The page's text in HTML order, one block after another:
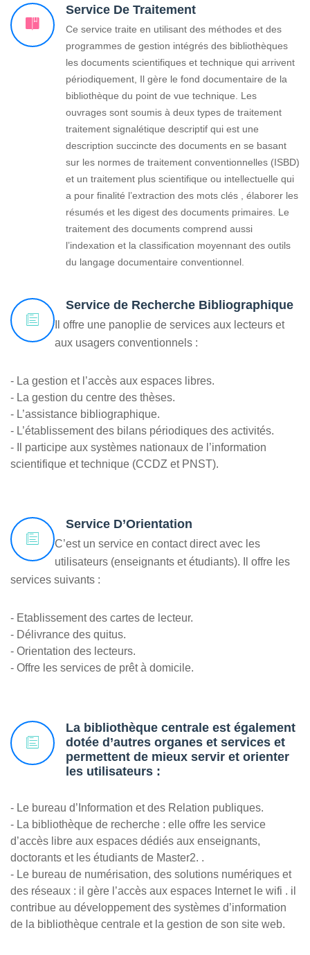
Service De Traitement
Ce service traite en utilisant des méthodes et des
programmes de gestion intégrés des bibliothèques
les documents scientifiques et technique qui arrivent
périodiquement, Il gère le fond documentaire de la
bibliothèque du point de vue technique. Les
ouvrages sont soumis à deux types de traitement
traitement signalétique descriptif qui est une
description succincte des documents en se basant
sur les normes de traitement conventionnelles (ISBD)
et un traitement plus scientifique ou intellectuelle qui
a pour finalité l’extraction des mots clés , élaborer les
résumés et les digest des documents primaires. Le
traitement des documents comprend aussi
l’indexation et la classification moyennant des outils
du langage documentaire conventionnel.
Service de Recherche Bibliographique
Il offre une panoplie de services aux lecteurs et
aux usagers conventionnels :
- La gestion et l’accès aux espaces libres.
- La gestion du centre des thèses.
- L’assistance bibliographique.
- L’établissement des bilans périodiques des activités.
- Il participe aux systèmes nationaux de l’information
scientifique et technique (CCDZ et PNST).
Service D’Orientation
C’est un service en contact direct avec les
utilisateurs (enseignants et étudiants). Il offre les
services suivants :
- Etablissement des cartes de lecteur.
- Délivrance des quitus.
- Orientation des lecteurs.
- Offre les services de prêt à domicile.
La bibliothèque centrale est également
dotée d’autres organes et services et
permettent de mieux servir et orienter
les utilisateurs :
- Le bureau d’Information et des Relation publiques.
- La bibliothèque de recherche : elle offre les service
d’accès libre aux espaces dédiés aux enseignants,
doctorants et les étudiants de Master2. .
- Le bureau de numérisation, des solutions numériques et
des réseaux : il gère l’accès aux espaces Internet le wifi . il
contribue au développement des systèmes d’information
de la bibliothèque centrale et la gestion de son site web.